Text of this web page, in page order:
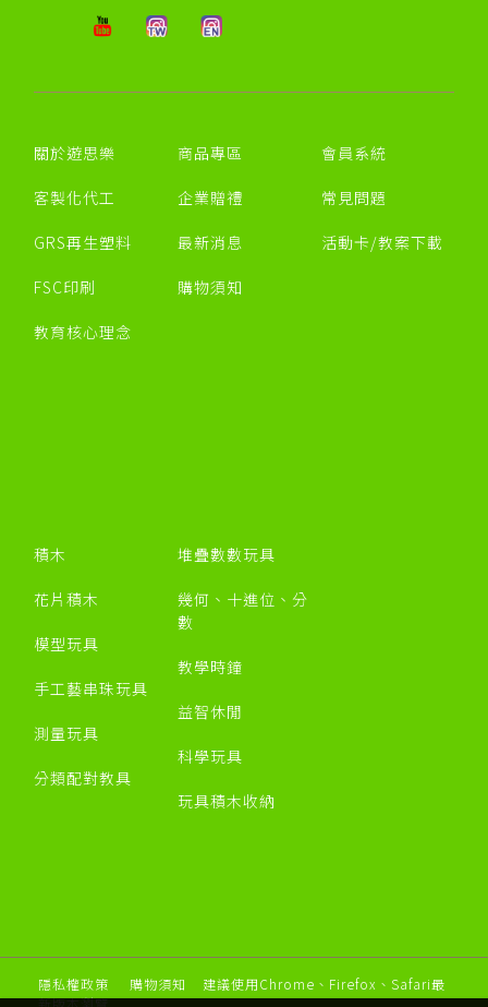
關於遊思樂
客製化代工
GRS再生塑料
FSC印刷
教育核心理念
商品專區
企業贈禮
最新消息
購物須知
會員系統
常見問題
活動卡/教案下載
積木
花片積木
模型玩具
手工藝串珠玩具
測量玩具
分類配對教具
堆疊數數玩具
幾何、十進位、分
數
教學時鐘
益智休閒
科學玩具
玩具積木收納
隱私權政策 購物須知
建議使用Chrome、Firefox、Safari最
新版本瀏覽